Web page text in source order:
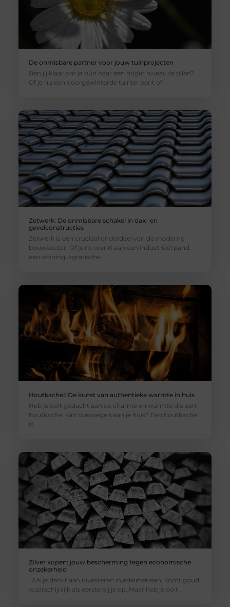
De onmisbare partner voor jouw tuinprojecten
Ben jij klaar om je tuin naar een hoger niveau te tillen?
Of je nu een doorgewinterde tuinier bent of
Zetwerk: De onmisbare schakel in dak- en
gevelconstructies
Zetwerk is een cruciaal onderdeel van de moderne
bouwsector. Of je nu werkt aan een industrieel pand,
een woning, agrarische
Houtkachel: De kunst van authentieke warmte in huis
Heb je ooit gedacht aan de charme en warmte die een
houtkachel kan toevoegen aan je huis? Een houtkachel
is
Zilver kopen: jouw bescherming tegen economische
onzekerheid
Als je denkt aan investeren in edelmetalen, komt goud
waarschijnlijk als eerste bij je op. Maar heb je ooit